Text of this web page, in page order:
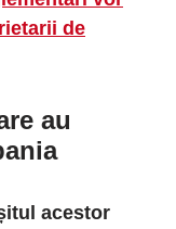
de
au
acestor